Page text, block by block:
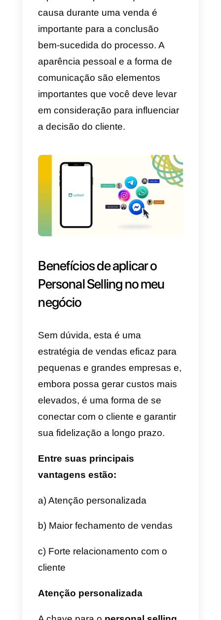
Para vender você deve conhecer
os leads, para isso você deve
levar em conta a necessidade
que seu produto pode resolver, o
orçamento onde você deve
atender a disponibilidade
produto, o tempo e a autoridade
onde o cliente tem a
de fazer uma decisão ao
no checkout. A identificação de
leads permitirá classificar os
de importância ou possibilidade
de conclusão do processo de
Preparação para venda
Além de conhecer seu possível
cliente e leads em potencial,
deve conhecer o produto em
detalhes, isso permitirá que você
sustente seu argumento. No
entanto, as informações do
produto devem estar equilibradas
e concisa para se conectar com